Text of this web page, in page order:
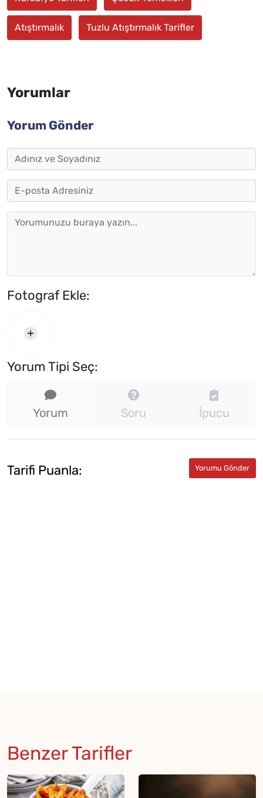
Atıştırmalık Tuzlu Atıştırmalık Tarifler
Yorumlar
Yorum Gönder
Fotograf Ekle:
Yorum Tipi Seç:
Yorum Soru İpucu
Tarifi Puanla:
Benzer Tarifler